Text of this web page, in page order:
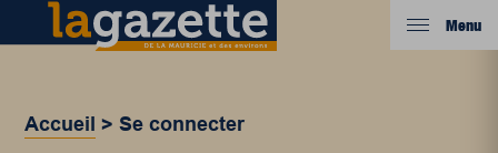
Menu
Accueil >Se connecter